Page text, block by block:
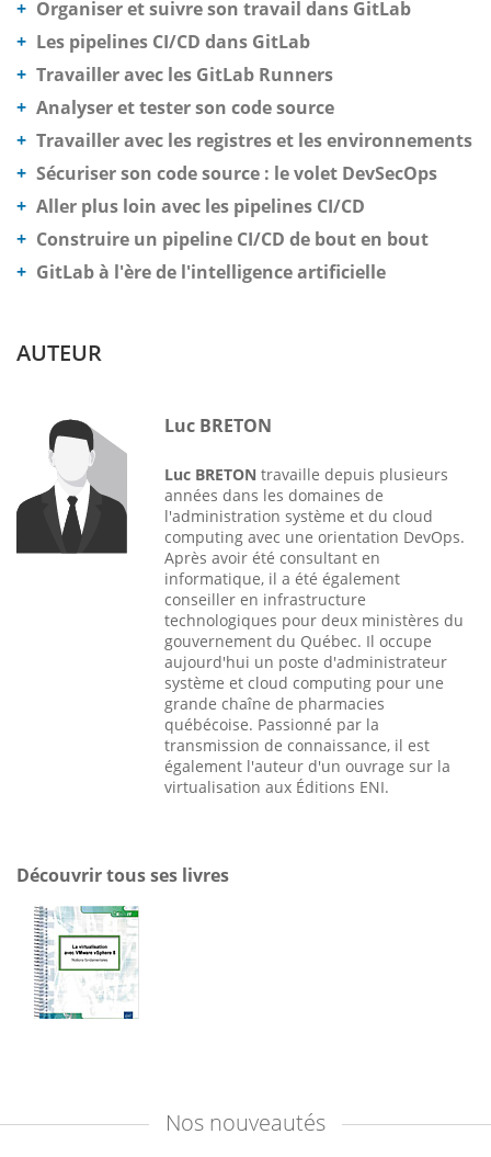
Organiser et suivre son travail dans GitLab
Les pipelines CI/CD dans GitLab
Travailler avec les GitLab Runners
Analyser et tester son code source
Travailler avec les registres et les environnements
Sécuriser son code source : le volet DevSecOps
Aller plus loin avec les pipelines CI/CD
Construire un pipeline CI/CD de bout en bout
GitLab à l'ère de l'intelligence artificielle
AUTEUR
Luc BRETON
Luc BRETON travaille depuis plusieurs
années dans les domaines de
l'administration système et du cloud
computing avec une orientation DevOps.
Après avoir été consultant en
informatique, il a été également
conseiller en infrastructure
technologiques pour deux ministères du
gouvernement du Québec. Il occupe
aujourd'hui un poste d'administrateur
système et cloud computing pour une
grande chaîne de pharmacies
québécoise. Passionné par la
transmission de connaissance, il est
également l'auteur d'un ouvrage sur la
virtualisation aux Éditions ENI.
Découvrir tous ses livres
Nos nouveautés